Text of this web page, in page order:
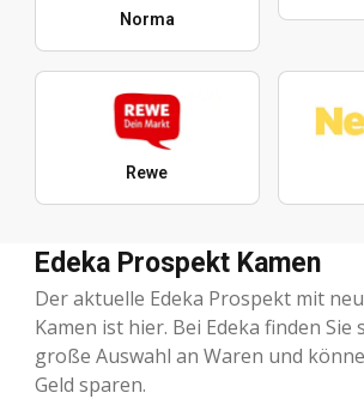
Norma
Rewe
Edeka Prospekt Kamen
Der aktuelle Edeka Prospekt mit
Kamen ist hier. Bei Edeka finden Sie
große Auswahl an Waren und
Geld sparen.